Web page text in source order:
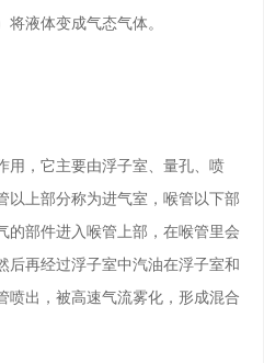
液体变成气态气体。
用，它主要由浮子室、量孔、喷
以上部分称为进气室，喉管以下部
的部件进入喉管上部，在喉管里会
后再经过浮子室中汽油在浮子室和
喷出，被高速气流雾化，形成混合